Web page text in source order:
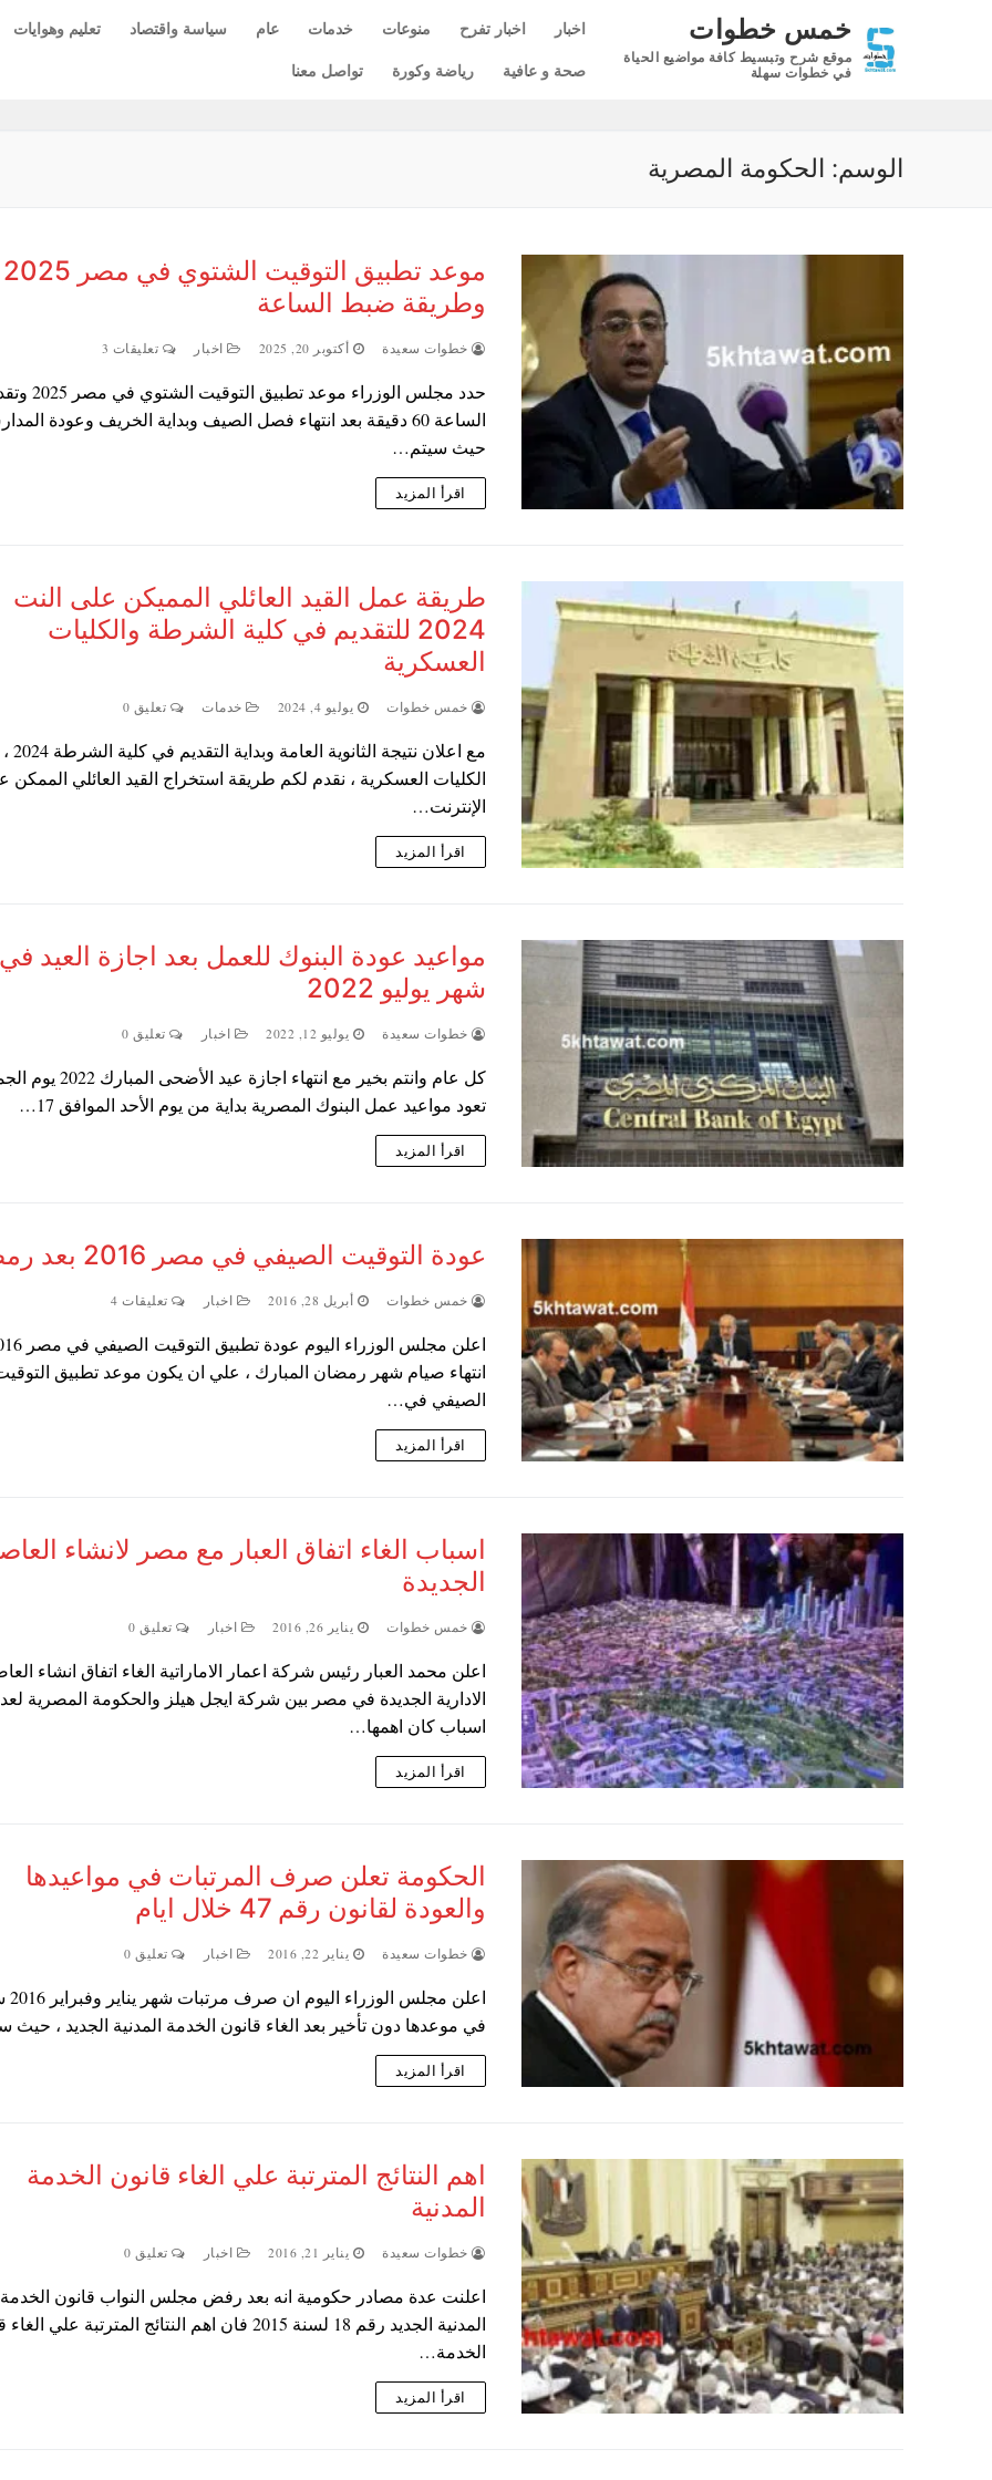
خمس خطوات
موقع شرح وتبسيط كافة مواضيع الحياة
في خطوات سهلة
اخبار اخبار تفرح منوعات خدمات عام سياسة واقتصاد تعليم وهوايات
صحة و عافية
رياضة وكورة تواصل معنا
الوسم: الحكومة المصرية
موعد تطبيق التوقيت الشتوي في مصر 2025
وطريقة ضبط الساعة
خطوات سعيدة أكتوبر 20, 2025 اخبار تعليقات 3
حدد مجلس الوزراء موعد تطبيق
الساعة 60 دقيقة بعد انتهاء فصل الصيف وبداية الخريف وعودة
حيث سيتم…
اقرأ المزيد
طريقة عمل القيد العائلي المميكن على النت
2024 للتقديم في كلية الشرطة والكليات
العسكرية
خمس خطوات يوليو 4, 2024 خدمات تعليق 0
مع
الكليات العسكرية ، نقدم لكم طريقة استخراج القيد العائلي الممكن
الإنترنت…
اقرأ المزيد
مواعيد عودة البنوك للعمل بعد اجازة العيد في
شهر يوليو 2022
خطوات سعيدة يوليو 12, 2022 اخبار تعليق 0
كل عام وانتم بخير مع انتهاء اجازة عيد
تعود مواعيد عمل البنوك المصرية بداية من يوم الأحد الموافق 17…
اقرأ المزيد
عودة التوقيت الصيفي في مصر 2016 بعد رمضان
خمس خطوات أبريل 28, 2016 اخبار تعليقات 4
انتهاء صيام شهر رمضان المبارك ، علي ان يكون موعد تطبيق
الصيفي في…
اقرأ المزيد
اسباب الغاء اتفاق العبار مع مصر لانشاء
الجديدة
خمس خطوات يناير 26, 2016 اخبار تعليق 0
اعلن محمد العبار رئيس شركة اعمار الاماراتية الغاء اتفاق انشاء
الادارية الجديدة في مصر بين شركة ايجل هيلز والحكومة المصرية
اسباب كان اهمها…
اقرأ المزيد
الحكومة تعلن صرف المرتبات في مواعيدها
والعودة لقانون رقم 47 خلال ايام
خطوات سعيدة يناير 22, 2016 اخبار تعليق 0
في موعدها دون تأخير بعد الغاء قانون الخدمة المدنية الجديد ، حيث
اقرأ المزيد
اهم النتائج المترتبة علي الغاء قانون الخدمة
المدنية
خطوات سعيدة يناير 21, 2016 اخبار تعليق 0
اعلنت عدة مصادر حكومية انه بعد رفض مجلس النواب قانون الخدمة
المدنية الجديد رقم 18 لسنة 2015 فان اهم النتائج المترتبة علي
الخدمة…
اقرأ المزيد